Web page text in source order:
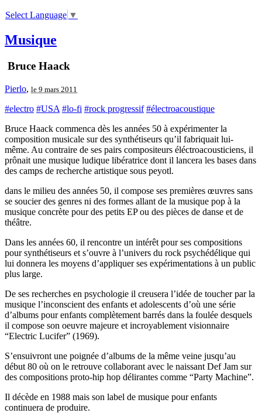
Select Language ▼
Musique
Bruce Haack
Pierlo, le 9 mars 2011
#electro #USA #lo-fi #rock progressif #électroacoustique
Bruce Haack commenca dès les années 50 à expérimenter la
composition musicale sur des synthétiseurs qu’il fabriquait lui-
même. Au contraire de ses pairs compositeurs éléctroacousticiens, il
prônait une musique ludique libératrice dont il lancera les bases dans
des camps de recherche artistique sous peyotl.
dans le milieu des années 50, il compose ses premières œuvres sans
se soucier des genres ni des formes allant de la musique pop à la
musique concrète pour des petits EP ou des pièces de danse et de
théâtre.
Dans les années 60, il rencontre un intérêt pour ses compositions
pour synthétiseurs et s’ouvre à l’univers du rock psychédélique qui
lui donnera les moyens d’appliquer ses expérimentations à un public
plus large.
De ses recherches en psychologie il creusera l’idée de toucher par la
musique l’inconscient des enfants et adolescents d’où une série
d’albums pour enfants complètement barrés dans la foulée desquels
il compose son oeuvre majeure et incroyablement visionnaire
“Electric Lucifer” (1969).
S’ensuivront une poignée d’albums de la même veine jusqu’au
début 80 où on le retrouve collaborant avec le naissant Def Jam sur
des compositions proto-hip hop délirantes comme “Party Machine”.
Il décède en 1988 mais son label de musique pour enfants
continuera de produire.